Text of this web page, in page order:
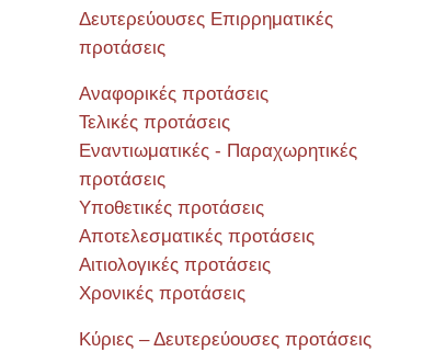
Δευτερεύουσες Επιρρηματικές
προτάσεις
Αναφορικές προτάσεις
Τελικές προτάσεις
Εναντιωματικές - Παραχωρητικές
προτάσεις
Υποθετικές προτάσεις
Αποτελεσματικές προτάσεις
Αιτιολογικές προτάσεις
Χρονικές προτάσεις
Κύριες – Δευτερεύουσες προτάσεις